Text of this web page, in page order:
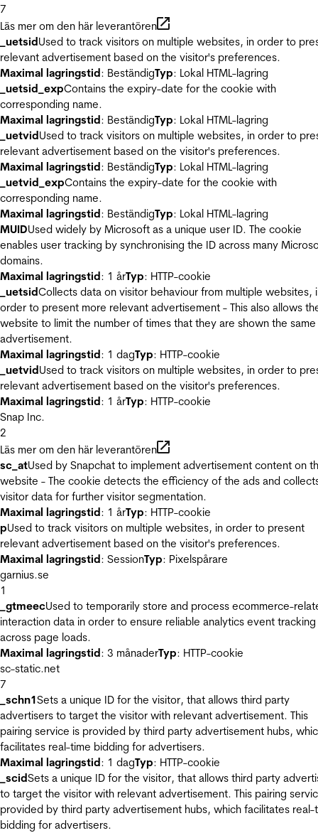
7
Läs mer om den här leverantören
_uetsidUsed to track visitors on multiple websites, in order to
relevant advertisement based on the visitor's preferences.
Maximal lagringstid: BeständigTyp: Lokal HTML-lagring
_uetsid_expContains the expiry-date for the cookie with
corresponding name.
Maximal lagringstid: BeständigTyp: Lokal HTML-lagring
_uetvidUsed to track visitors on multiple websites, in order to
relevant advertisement based on the visitor's preferences.
Maximal lagringstid: BeständigTyp: Lokal HTML-lagring
_uetvid_expContains the expiry-date for the cookie with
corresponding name.
Maximal lagringstid: BeständigTyp: Lokal HTML-lagring
MUIDUsed widely by Microsoft as a unique user ID. The cookie
enables user tracking by synchronising the ID across many
domains.
Maximal lagringstid: 1 årTyp: HTTP-cookie
_uetsidCollects data on visitor behaviour from multiple websites,
order to present more relevant advertisement - This also allows
website to limit the number of times that they are shown the same
advertisement.
Maximal lagringstid: 1 dagTyp: HTTP-cookie
_uetvidUsed to track visitors on multiple websites, in order to
relevant advertisement based on the visitor's preferences.
Maximal lagringstid: 1 årTyp: HTTP-cookie
Snap Inc.
2
Läs mer om den här leverantören
sc_atUsed by Snapchat to implement advertisement content on
website - The cookie detects the efficiency of the ads and
visitor data for further visitor segmentation.
Maximal lagringstid: 1 årTyp: HTTP-cookie
pUsed to track visitors on multiple websites, in order to present
relevant advertisement based on the visitor's preferences.
Maximal lagringstid: SessionTyp: Pixelspårare
garnius.se
1
_gtmeecUsed to temporarily store and process ecommerce-
interaction data in order to ensure reliable analytics event tracking
across page loads.
Maximal lagringstid: 3 månaderTyp: HTTP-cookie
sc-static.net
7
_schn1Sets a unique ID for the visitor, that allows third party
advertisers to target the visitor with relevant advertisement. This
pairing service is provided by third party advertisement hubs,
facilitates real-time bidding for advertisers.
Maximal lagringstid: 1 dagTyp: HTTP-cookie
_scidSets a unique ID for the visitor, that allows third party
to target the visitor with relevant advertisement. This pairing
provided by third party advertisement hubs, which facilitates real-
bidding for advertisers.